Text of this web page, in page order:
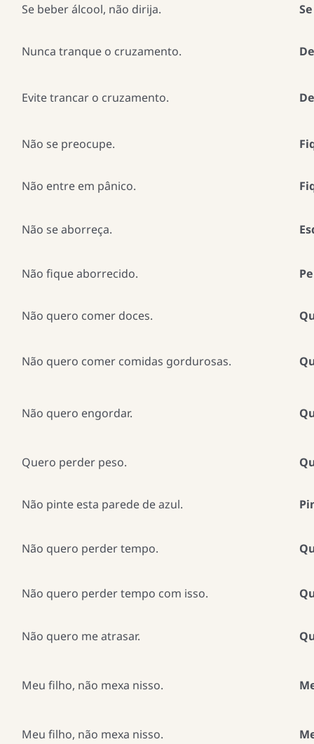
Se beber álcool, não dirija.
Nunca tranque o cruzamento.
Evite trancar o cruzamento.
Não se preocupe.
Não entre em pânico.
Não se aborreça.
Não fique aborrecido.
Não quero comer doces.
Não quero comer comidas gordurosas.
Não quero engordar.
Quero perder peso.
Não pinte esta parede de azul.
Não quero perder tempo.
Não quero perder tempo com isso.
Não quero me atrasar.
Meu filho, não mexa nisso.
Meu filho, não mexa nisso.